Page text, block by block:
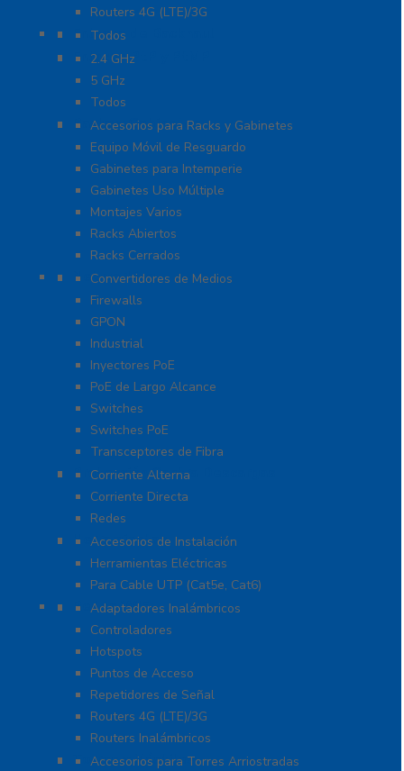
Routers 4G (LTE)/3G
Enlaces de Backhaul
Todos
Enlaces PtP y PtMP
2.4 GHz
5 GHz
Todos
Racks y Gabinetes
Accesorios para Racks y Gabinetes
Equipo Móvil de Resguardo
Gabinetes para Intemperie
Gabinetes Uso Múltiple
Montajes Varios
Racks Abiertos
Racks Cerrados
Networking
Convertidores de Medios
Firewalls
GPON
Industrial
Inyectores PoE
PoE de Largo Alcance
Switches
Switches PoE
Transceptores de Fibra
Protección Contra Descargas
Corriente Alterna
Corriente Directa
Redes
Herramientas
Accesorios de Instalación
Herramientas Eléctricas
Para Cable UTP (Cat5e, Cat6)
Redes WIFI
Adaptadores Inalámbricos
Controladores
Hotspots
Puntos de Acceso
Repetidores de Señal
Routers 4G (LTE)/3G
Routers Inalámbricos
Torres y Mástiles
Accesorios para Torres Arriostradas